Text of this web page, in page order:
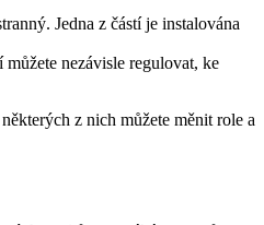
Jedna z částí je instalována
nezávisle regulovat, ke
z nich můžete měnit role a